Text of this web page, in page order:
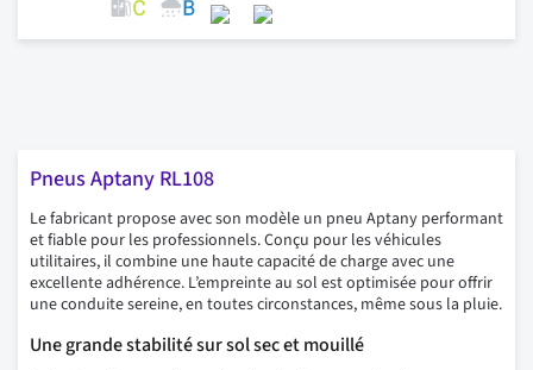
Pneus Aptany RL108
Le fabricant propose avec son modèle un pneu Aptany performant
et fiable pour les professionnels. Conçu pour les véhicules
utilitaires, il combine une haute capacité de charge avec une
excellente adhérence. L’empreinte au sol est optimisée pour offrir
une conduite sereine, en toutes circonstances, même sous la pluie.
Une grande stabilité sur sol sec et mouillé